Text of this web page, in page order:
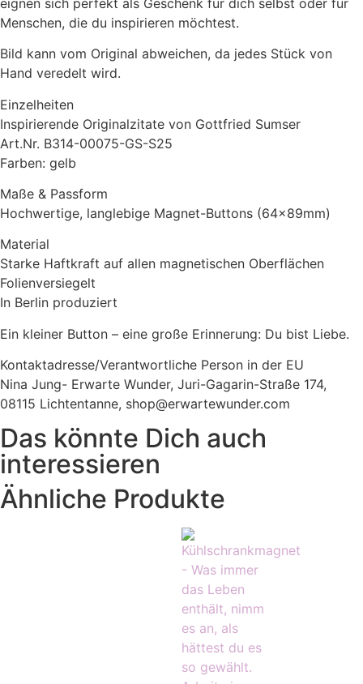
Menschen, die du inspirieren möchtest.
Bild kann vom Original abweichen, da jedes Stück von
Hand veredelt wird.
Einzelheiten
Inspirierende Originalzitate von Gottfried Sumser
Art.Nr. B314-00075-GS-S25
Farben: gelb
Maße & Passform
Hochwertige, langlebige Magnet-Buttons (64x89mm)
Material
Starke Haftkraft auf allen magnetischen Oberflächen
Folienversiegelt
In Berlin produziert
Ein kleiner Button – eine große Erinnerung: Du bist Liebe.
Kontaktadresse/Verantwortliche Person in der EU
Nina Jung- Erwarte Wunder, Juri-Gagarin-Straße 174,
08115 Lichtentanne, shop@erwartewunder.com
Das könnte Dich auch
interessieren
Ähnliche Produkte